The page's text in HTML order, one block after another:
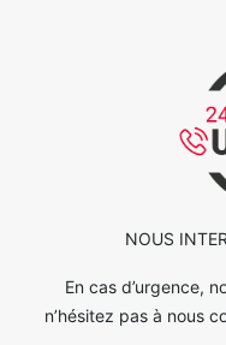
NOUS
En cas d’urgence,
n’hésitez pas à nous